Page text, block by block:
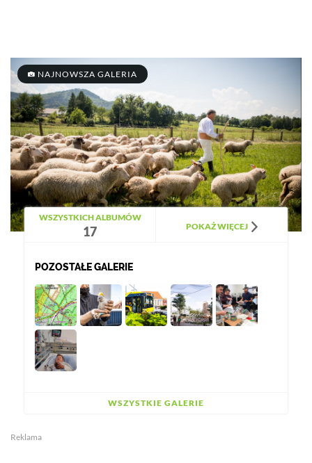
NAJNOWSZA GALERIA
WSZYSTKICH ALBUMÓW
17 POKAŻ WIĘCEJ
POZOSTAŁE GALERIE
WSZYSTKIE GALERIE
Reklama